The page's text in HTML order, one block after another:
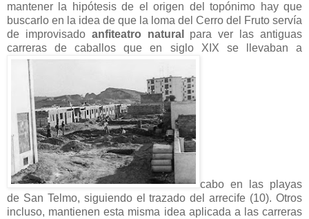
mantener la hipótesis de el origen del topónimo hay que
buscarlo en la idea de que la loma del Cerro del Fruto servía
de improvisado anfiteatro natural
para ver las antiguas
carreras de caballos que en siglo XIX se llevaban a
cabo en las playas
de San Telmo, siguiendo el trazado del arrecife (10). Otros
incluso, mantienen esta misma idea aplicada a las carreras